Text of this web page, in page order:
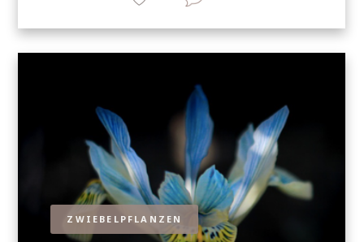
ZWIEBELPFLANZEN